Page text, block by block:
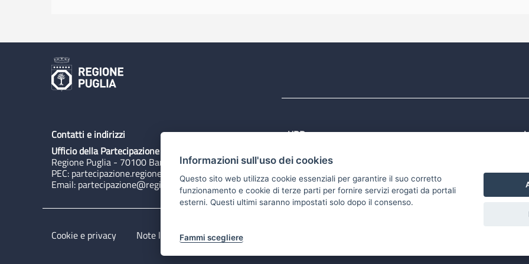
Contatti e indirizzi
Ufficio della Partecipazione
Regione Puglia - 70100 Bari, Lungomare N. Sauro 31
PEC: partecipazione.regione@pec.rupar.puglia.it
Email: partecipazione@regione.puglia.it
URP
Email:quiregione@regione.puglia.it
Rubrica
Cookie e privacy Note legali Dichiarazione di accessibilità
Informazioni sull'uso dei cookies
Questo sito web utilizza cookie essenziali per garantire il suo corretto
funzionamento e cookie di terze parti per fornire servizi erogati da portali
esterni. Questi ultimi saranno impostati solo dopo il consenso.
Fammi scegliere